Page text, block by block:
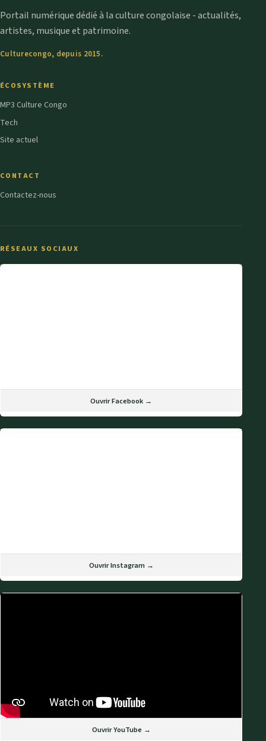
Portail numérique dédié à la culture congolaise - actualités,
artistes, musique et patrimoine.
Culturecongo, depuis 2015.
ÉCOSYSTÈME
MP3 Culture Congo
Tech
Site actuel
CONTACT
Contactez-nous
RÉSEAUX SOCIAUX
Ouvrir Facebook →
Ouvrir Instagram →
Ouvrir YouTube →